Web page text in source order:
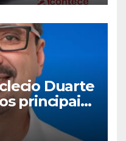
Duarte
principais
para